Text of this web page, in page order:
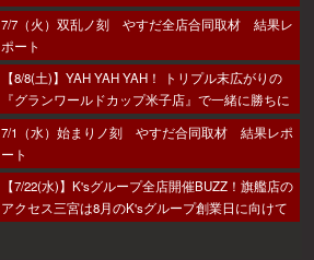
7/7（火）双乱ノ刻 やすだ全店合同取材 結果レ
ポート
【8/8(土)】YAH YAH YAH！ トリプル末広がりの
『グランワールドカップ米子店』で一緒に勝ちに
行こうか～！
7/1（水）始まりノ刻 やすだ合同取材 結果レポ
ート
【7/22(水)】K'sグループ全店開催BUZZ！旗艦店の
アクセス三宮は8月のK'sグループ創業日に向けて